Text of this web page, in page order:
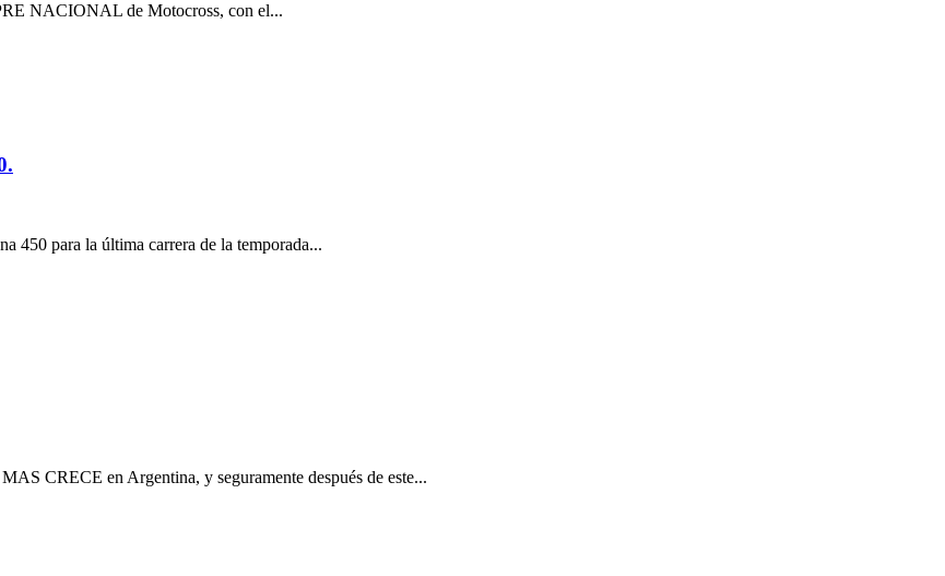
NACIONAL de Motocross, con el...
450 para la última carrera de la temporada...
CRECE en Argentina, y seguramente después de este...